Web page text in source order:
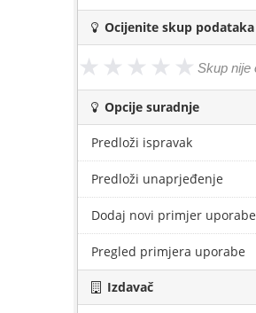
Ocijenite skup podataka
Opcije suradnje
Predloži ispravak
Predloži unaprjeđenje
Dodaj novi primjer uporabe
Pregled primjera uporabe
Izdavač